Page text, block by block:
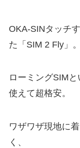
OKA-SINタッチ
た「SIM 2 Fly」。
ローミングSIM
使えて超格安。
ワザワザ現地に
く、